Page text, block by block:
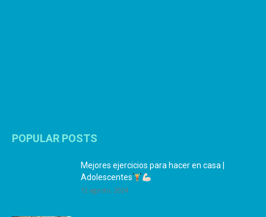
POPULAR POSTS
Mejores ejercicios para hacer en casa |
Adolescentes
12 agosto, 2024